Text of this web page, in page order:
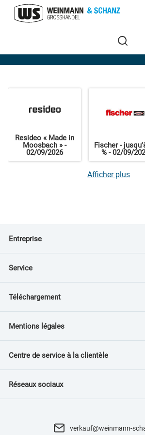
Home
Resideo « Made in
Moosbach » -
02/09/2026
Fischer -
% - 02/09/
Afficher plus
Entreprise
Service
Téléchargement
Mentions légales
Centre de service à la clientèle
Réseaux sociaux
verkauf@weinmann-